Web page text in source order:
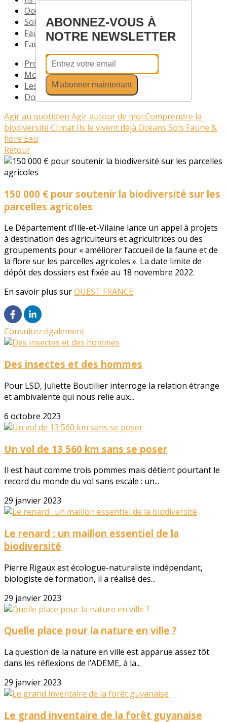
Océans
Sols
Faune & flore
Eau
Profil
Mode d'emploi cocotte
Les fiches recettes
Documents
Agir au quotidien Agir autour de moi Comprendre la
biodiversité Climat Ils le vivent déjà Océans Sols Faune &
flore Eau
Retour
150 000 € pour soutenir la biodiversité sur les
parcelles agricoles
Le Département d’Ille-et-Vilaine lance un appel à projets
à destination des agriculteurs et agricultrices ou des
groupements pour « améliorer l’accueil de la faune et de
la flore sur les parcelles agricoles ». La date limite de
dépôt des dossiers est fixée au 18 novembre 2022.
En savoir plus surOUEST FRANCE
Consultez également
Des insectes et des hommes
Pour LSD, Juliette Boutillier interroge la relation étrange
et ambivalente qui nous relie aux...
6 octobre 2023
Un vol de 13 560 km sans se poser
Il est haut comme trois pommes mais détient pourtant le
record du monde du vol sans escale : un...
29 janvier 2023
Le renard : un maillon essentiel de la
biodiversité
Pierre Rigaux est écologue-naturaliste indépendant,
biologiste de formation, il a réalisé des...
29 janvier 2023
Quelle place pour la nature en ville ?
La question de la nature en ville est apparue assez tôt
dans les réflexions de l’ADEME, à la...
29 janvier 2023
Le grand inventaire de la forêt guyanaise
ABONNEZ-VOUS À
NOTRE NEWSLETTER
M'abonner maintenant